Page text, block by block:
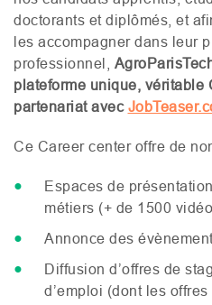
doctorants et diplômés, et
les accompagner dans leur
professionnel,
plateforme unique, véritable
partenariat avec
Ce Career center offre de
Espaces de
métiers (+ de 1500
Annonce des
Diffusion d’offres de
d’emploi (dont les offres